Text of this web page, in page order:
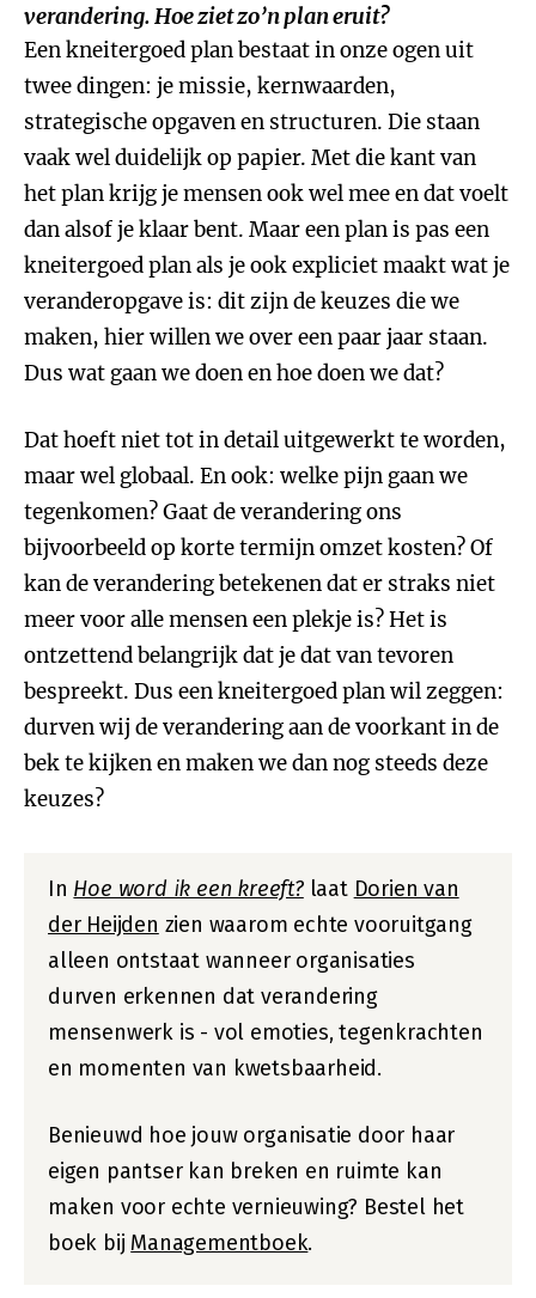
verandering. Hoe ziet zo’n plan eruit?
Een kneitergoed plan bestaat in onze ogen uit
twee dingen: je missie, kernwaarden,
strategische opgaven en structuren. Die staan
vaak wel duidelijk op papier. Met die kant van
het plan krijg je mensen ook wel mee en dat voelt
dan alsof je klaar bent. Maar een plan is pas een
kneitergoed plan als je ook expliciet maakt wat je
veranderopgave is: dit zijn de keuzes die we
maken, hier willen we over een paar jaar staan.
Dus wat gaan we doen en hoe doen we dat?
Dat hoeft niet tot in detail uitgewerkt te worden,
maar wel globaal. En ook: welke pijn gaan we
tegenkomen? Gaat de verandering ons
bijvoorbeeld op korte termijn omzet kosten? Of
kan de verandering betekenen dat er straks niet
meer voor alle mensen een plekje is? Het is
ontzettend belangrijk dat je dat van tevoren
bespreekt. Dus een kneitergoed plan wil zeggen:
durven wij de verandering aan de voorkant in de
bek te kijken en maken we dan nog steeds deze
keuzes?
In Hoe word ik een kreeft?laat Dorien van
der Heijden zien waarom echte vooruitgang
alleen ontstaat wanneer organisaties
durven erkennen dat verandering
mensenwerk is - vol emoties, tegenkrachten
en momenten van kwetsbaarheid.
Benieuwd hoe jouw organisatie door haar
eigen pantser kan breken en ruimte kan
maken voor echte vernieuwing? Bestel het
boek bij Managementboek.